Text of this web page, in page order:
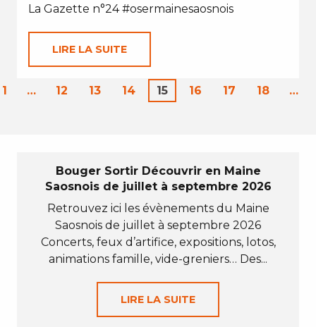
La Gazette n°24 #osermainesaosnois
LIRE LA SUITE
1 … 12 13 14 15 16 17 18 …
Bouger Sortir Découvrir en Maine
Saosnois de juillet à septembre 2026
Retrouvez ici les évènements du Maine
Saosnois de juillet à septembre 2026
Concerts, feux d’artifice, expositions, lotos,
animations famille, vide-greniers… Des...
LIRE LA SUITE